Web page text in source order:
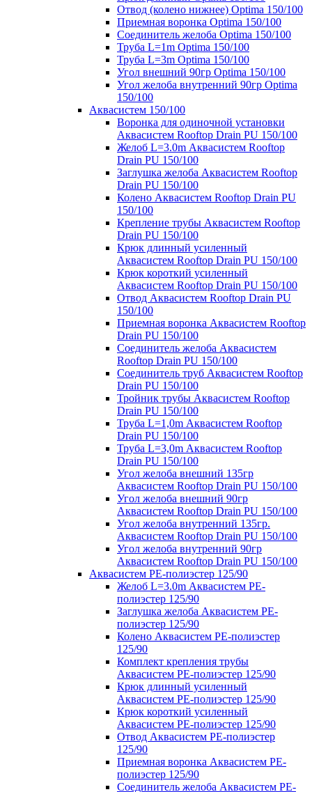
Отвод (колено нижнее) Optima 150/100
Приемная воронка Optima 150/100
Соединитель желоба Optima 150/100
Труба L=1m Optima 150/100
Труба L=3m Optima 150/100
Угол внешний 90гр Optima 150/100
Угол желоба внутренний 90гр Optima
150/100
Аквасистем 150/100
Воронка для одиночной установки
Аквасистем Rooftop Drain PU 150/100
Желоб L=3.0m Аквасистем Rooftop
Drain PU 150/100
Заглушка желоба Аквасистем Rooftop
Drain PU 150/100
Колено Аквасистем Rooftop Drain PU
150/100
Крепление трубы Аквасистем Rooftop
Drain PU 150/100
Крюк длинный усиленный
Аквасистем Rooftop Drain PU 150/100
Крюк короткий усиленный
Аквасистем Rooftop Drain PU 150/100
Отвод Аквасистем Rooftop Drain PU
150/100
Приемная воронка Аквасистем Rooftop
Drain PU 150/100
Соединитель желоба Аквасистем
Rooftop Drain PU 150/100
Соединитель труб Аквасистем Rooftop
Drain PU 150/100
Тройник трубы Аквасистем Rooftop
Drain PU 150/100
Труба L=1,0m Аквасистем Rooftop
Drain PU 150/100
Труба L=3,0m Аквасистем Rooftop
Drain PU 150/100
Угол желоба внешний 135гр
Аквасистем Rooftop Drain PU 150/100
Угол желоба внешний 90гр
Аквасистем Rooftop Drain PU 150/100
Угол желоба внутренний 135гр.
Аквасистем Rooftop Drain PU 150/100
Угол желоба внутренний 90гр
Аквасистем Rooftop Drain PU 150/100
Аквасистем PE-полиэстер 125/90
Желоб L=3.0m Аквасистем PE-
полиэстер 125/90
Заглушка желоба Аквасистем PE-
полиэстер 125/90
Колено Аквасистем PE-полиэстер
125/90
Комплект крепления трубы
Аквасистем PE-полиэстер 125/90
Крюк длинный усиленный
Аквасистем PE-полиэстер 125/90
Крюк короткий усиленный
Аквасистем PE-полиэстер 125/90
Отвод Аквасистем РЕ-полиэстер
125/90
Приемная воронка Аквасистем PE-
полиэстер 125/90
Соединитель желоба Аквасистем PE-